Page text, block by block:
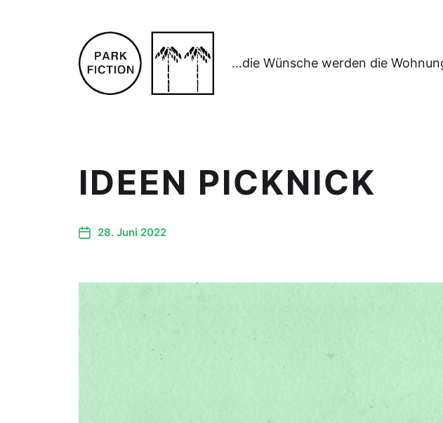
...die Wünsche werden die
IDEEN PICKNICK
28. Juni 2022